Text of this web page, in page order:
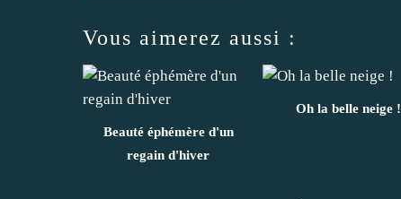
Vous aimerez aussi :
Beauté éphémère d'un
regain d'hiver
Oh la belle neige !